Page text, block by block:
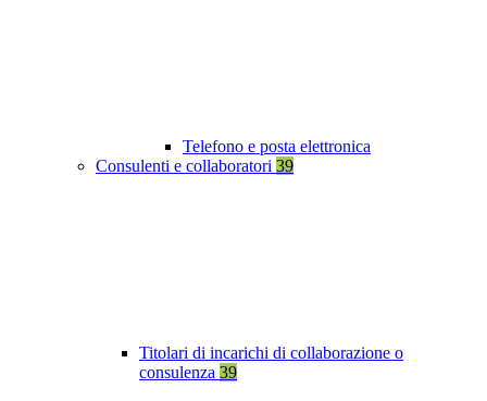
Telefono e posta elettronica
Consulenti e collaboratori 39
Titolari di incarichi di collaborazione o
consulenza 39